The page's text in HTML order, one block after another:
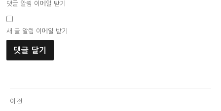
댓글 알림 이메일 받기
새 글 알림 이메일 받기
글
이전